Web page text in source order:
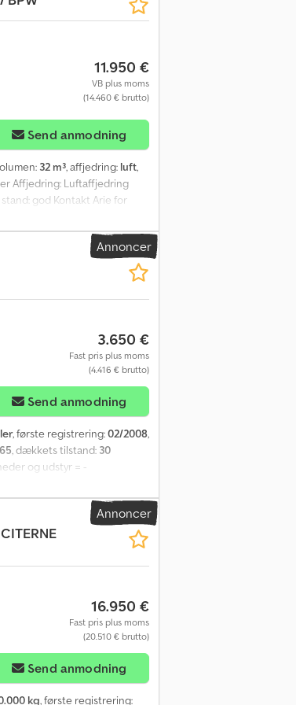
11.950 €
VB plus moms
(14.460 € brutto)
Send anmodning
32 m³, affjedring: luft,
Affjedring: Luftaffjedring
god Kontakt Arie for
Luftaffjedring =
Annoncer
3.650 €
Fast pris plus moms
(4.416 € brutto)
Send anmodning
, første registrering:02/2008,
, dækkets tilstand: 30
og udstyr = -
BPW Dækprofil: 30%
kg Totalvægt: 39.000 kg
Annoncer
16.950 €
Fast pris plus moms
(20.510 € brutto)
Send anmodning
kg, første registrering: